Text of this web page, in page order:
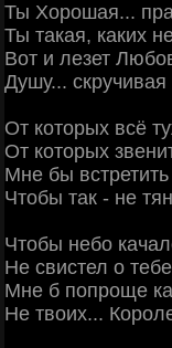
Ты Хорошая...
Ты такая, каких
Вот и лезет
Душу... скручивая
От которых всё
От которых
Мне бы
Чтобы так - не
Чтобы небо
Не свистел о
Мне б попроще
Не твоих...